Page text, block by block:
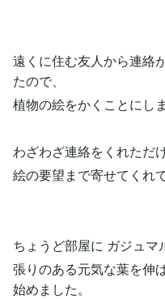
遠くに住む友人から連絡
たので、
植物の絵をかくことにしま
わざわざ連絡をくれただ
絵の要望まで寄せてくれ
ちょうど部屋に ガジュマ
張りのある元気な葉を伸
始めました。